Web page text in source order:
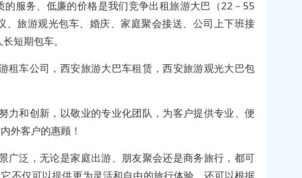
的服务、低廉的价格是我们竞争出租旅游大巴（22－55
、旅游观光包车、婚庆、家庭聚会接送、公司上下班接
短期包车。
租车公司，西安旅游大巴车租赁，西安旅游观光大巴包
力和创新，以敬业的专业化团队，为客户提供专业、便
外客户的惠顾！
广泛，无论是家庭出游、朋友聚会还是商务旅行，都可